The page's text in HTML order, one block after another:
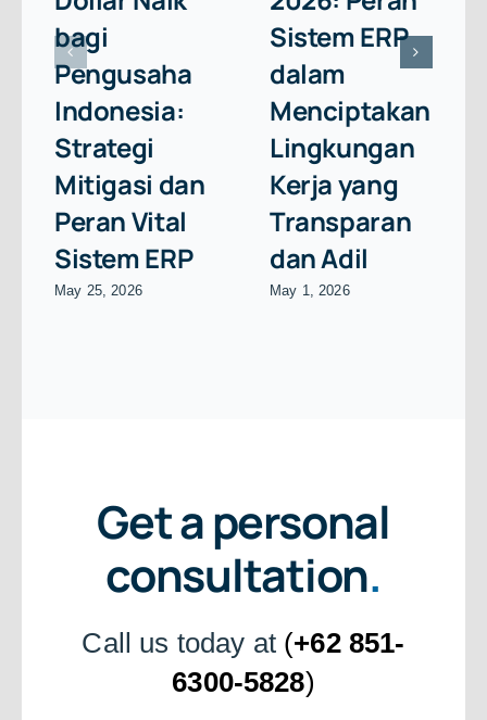
bagi
Pengusaha
Indonesia:
Strategi
Mitigasi dan
Peran Vital
Sistem ERP
May 25, 2026
Sistem ERP
dalam
Menciptakan
Lingkungan
Kerja yang
Transparan
dan Adil
May 1, 2026
Get a personal
consultation.
Call us today at (+62 851-
6300-5828)